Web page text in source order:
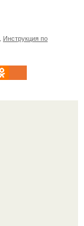
Инструкция по